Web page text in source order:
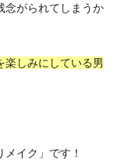
念がられてしまうか
楽しみにしている男
イク」です！